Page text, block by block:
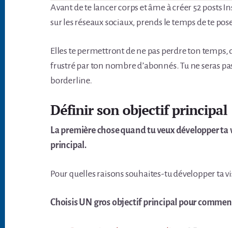
Avant de te lancer corps et âme à créer 52 posts
sur les réseaux sociaux, prends le temps de te
Elles te permettront de ne pas perdre ton temps,
frustré par ton nombre d’abonnés. Tu ne seras
borderline.
Définir son objectif principal
La première chose quand tu veux développer
principal.
Pour quelles raisons souhaites-tu développer ta
Choisis UN gros objectif principal pour